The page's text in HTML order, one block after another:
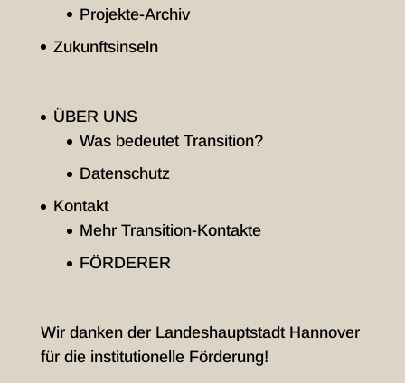
Projekte-Archiv
Zukunftsinseln
ÜBER UNS
Was bedeutet Transition?
Datenschutz
Kontakt
Mehr Transition-Kontakte
FÖRDERER
Wir danken der Landeshauptstadt Hannover
für die institutionelle Förderung!